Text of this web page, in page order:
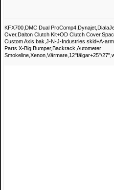
KFX700,DMC Dual
Over,Dalton Clutch Kit+OD Clutch
Custom Axis bak,J-N-J-Industries skid+A-
Parts X-Big Bumper,Backrack,Autometer
Smokeline,Xenon,Värmare,12"fälgar+25"/